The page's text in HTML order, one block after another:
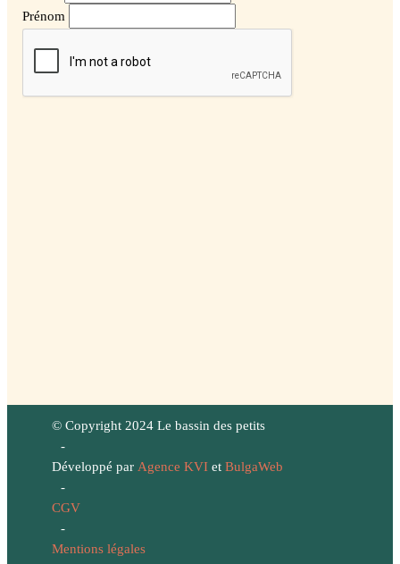
Prénom
© Copyright 2024 Le bassin des petits
-
Développé par Agence KVIet BulgaWeb
-
CGV
-
Mentions légales